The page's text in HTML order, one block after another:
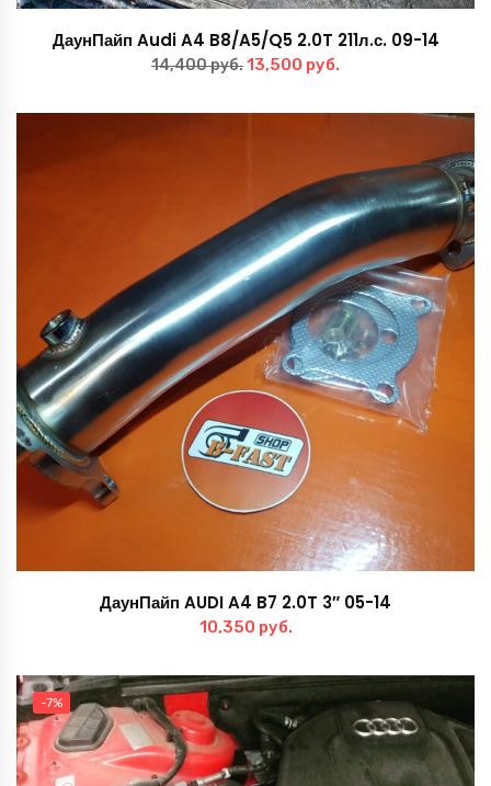
ДаунПайп Audi A4 B8/A5/Q5 2.0T 211л.с. 09-14
14,400руб.Первоначальная
13,500 руб.
13,500 руб..
ДаунПайп AUDI A4 B7 2.0T 3″ 05-14
10,350 руб.
-7%